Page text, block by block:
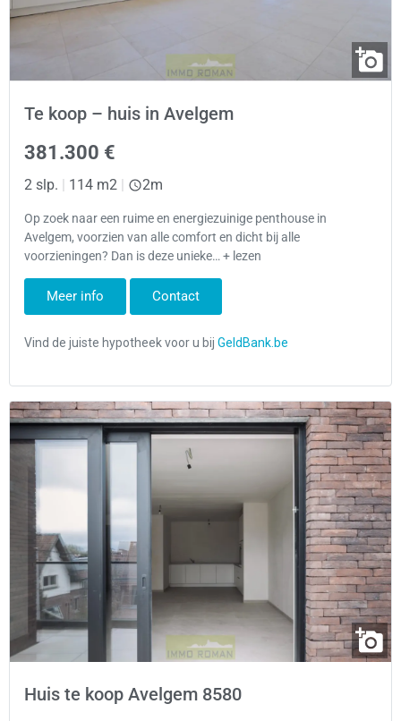
Te koop – huis in Avelgem
381.300 €
2 slp. 114 m2 2m
Op zoek naar een ruime en energiezuinige penthouse in
Avelgem, voorzien van alle comfort en dicht bij alle
voorzieningen? Dan is deze unieke… + lezen
Meer info Contact
Huis te koop Avelgem 8580